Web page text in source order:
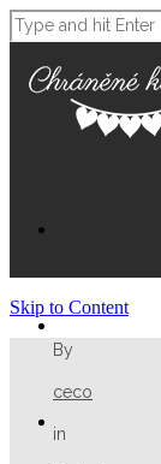
Skip to Content
By
ceco
in